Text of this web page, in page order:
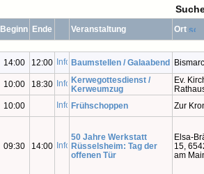
Beginn Ende Veranstaltung Ort
14:00 12:00 Baumstellen / Galaabend
10:00 18:30
Kerwegottesdienst /
Kerweumzug
Ev.
10:00 Frühschoppen Zur
09:30 14:00
50 Jahre Werkstatt
Rüsselsheim: Tag der
offenen Tür
Elsa-
15,
am